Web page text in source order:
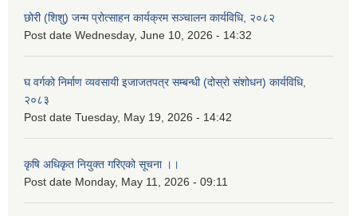
छोरी (शिशु) जन्म प्रोत्साहन कार्यक्रम सञ्चालन कार्यविधि, २०८२
Post date Wednesday, June 10, 2026 - 14:32
घ वर्गको निर्माण व्यवसायी इजाजतपत्र सम्बन्धी (दोस्रो संशोधन) कार्यविधि,
२०८३
Post date Tuesday, May 19, 2026 - 14:42
कृषि अधिकृत नियुक्त गरिएको सूचना ।।
Post date Monday, May 11, 2026 - 09:11